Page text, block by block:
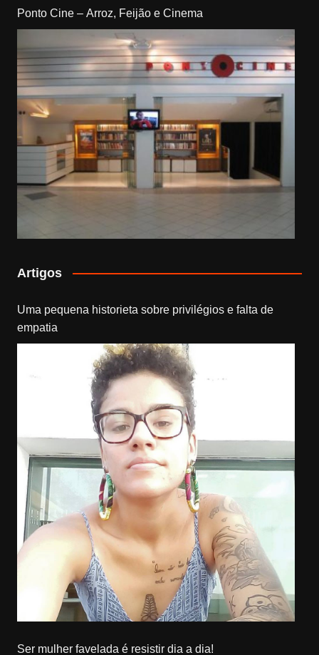
Ponto Cine – Arroz, Feijão e Cinema
Artigos
Uma pequena historieta sobre privilégios e falta de
empatia
Ser mulher favelada é resistir dia a dia!